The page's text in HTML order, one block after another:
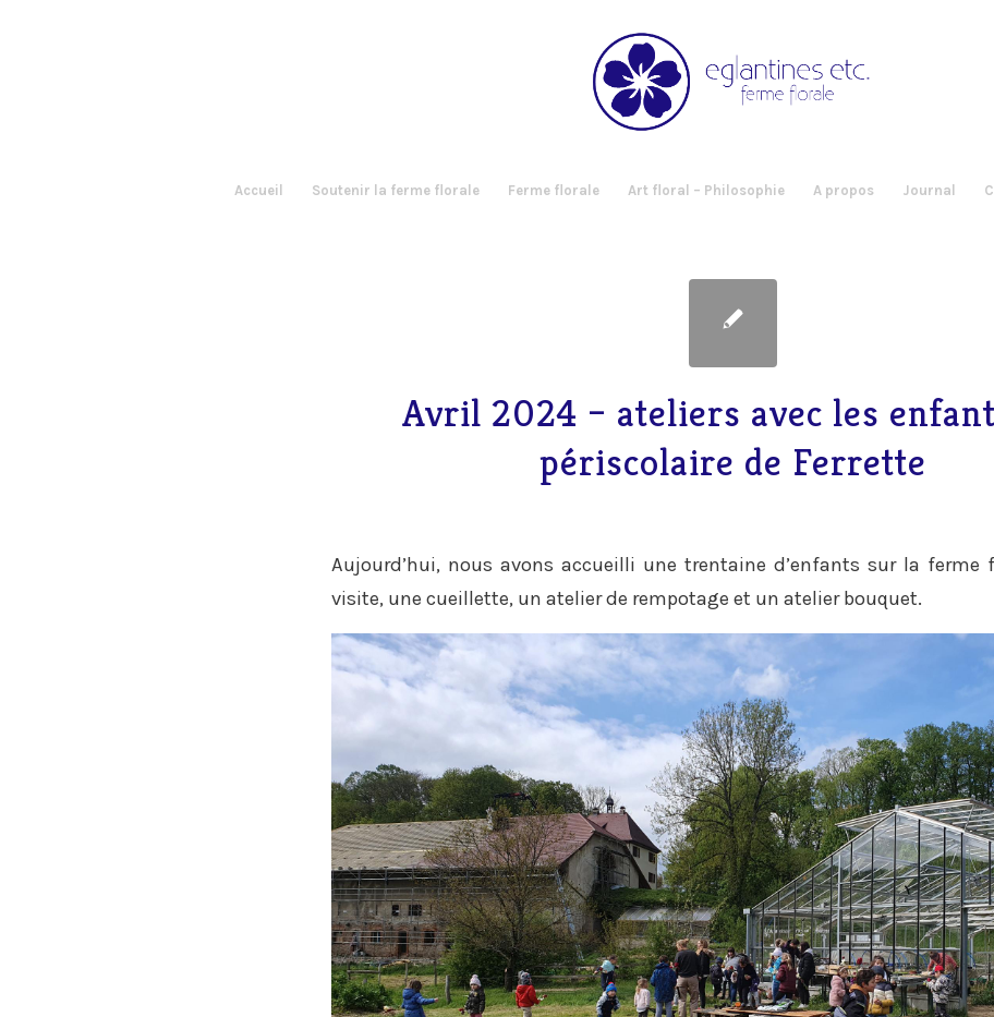
Accueil Soutenir la ferme florale Ferme florale Art floral – Philosophie A propos Journal
Avril 2024 – ateliers avec les
périscolaire de Ferrette
Aujourd’hui, nous avons accueilli une trentaine d’enfants sur la ferme
visite, une cueillette, un atelier de rempotage et un atelier bouquet.